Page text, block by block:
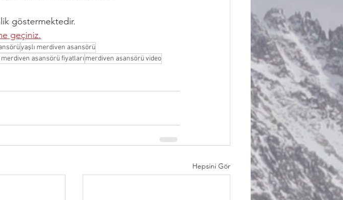
göstermektedir.
geçiniz.
yaşlı merdiven asansörü
merdiven asansörü fiyatları merdiven asansörü video
Hepsini Gör